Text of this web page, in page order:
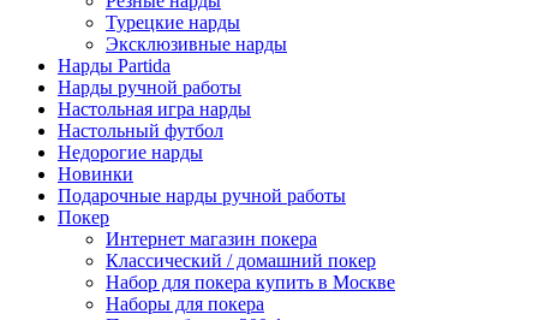
Турецкие нарды
Эксклюзивные нарды
Нарды Partida
Нарды ручной работы
Настольная игра нарды
Настольный футбол
Недорогие нарды
Новинки
Подарочные нарды ручной работы
Покер
Интернет магазин покера
Классический / домашний покер
Набор для покера купить в Москве
Наборы для покера